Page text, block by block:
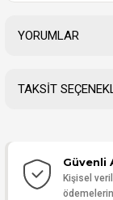
YORUMLAR
TAKSİT
Güvenli
Kişisel